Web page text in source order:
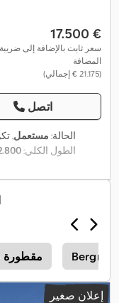
‏17.500 €
سعر ثابت بالإضافة إلى ضريبة
المضافة
(‏21.175 € إجمالي)
اتصل
الحالة: مستعمل,
الطول الكلي:
نظام الفرامل المانعة للانغلاق (ABS),
مقطورة
إعلان صغير